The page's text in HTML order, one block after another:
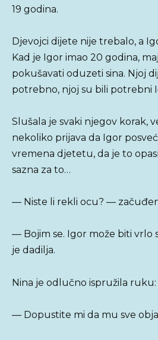
19 godina.
Djevojci dijete nije trebalo, a
Kad je Igor imao 20 godina,
pokušavati oduzeti sina. Njoj
potrebno, njoj su bili potrebni
Slušala je svaki njegov korak,
nekoliko prijava da Igor
vremena djetetu, da je to
sazna za to…
— Niste li rekli ocu? —
— Bojim se. Igor može biti vrlo
je dadilja.
Nina je odlučno ispružila ruku:
— Dopustite mi da mu sve